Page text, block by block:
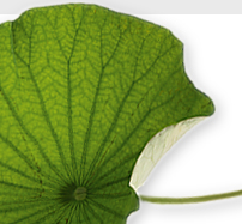
avec lecteur d'écran ou